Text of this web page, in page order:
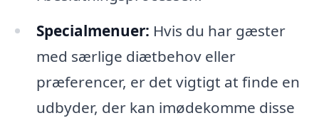
Specialmenuer: Hvis du har gæster
med særlige diætbehov eller
præferencer, er det vigtigt at finde en
udbyder, der kan imødekomme disse